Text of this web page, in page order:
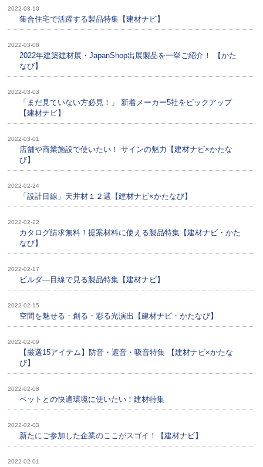
2022-03-10
集合住宅で活躍する製品特集【建材ナビ】
2022-03-08
2022年建築建材展・JapanShop出展製品を一挙ご紹介！ 【かた
なび】
2022-03-03
「まだ見ていない方必見！」 新着メーカー5社をピックアップ
【建材ナビ】
2022-03-01
店舗や商業施設で使いたい！ サインの魅力【建材ナビ×かたな
び】
2022-02-24
「設計目線」天井材１２選【建材ナビ×かたなび】
2022-02-22
カタログ請求無料！提案材料に使える製品特集【建材ナビ・かた
なび】
2022-02-17
ビルダ―目線で見る製品特集【建材ナビ】
2022-02-15
空間を魅せる・創る・彩る光演出【建材ナビ・かたなび】
2022-02-09
【厳選15アイテム】防音・遮音・吸音特集 【建材ナビ×かたな
び】
2022-02-08
ペットとの快適環境に使いたい！建材特集
2022-02-03
新たにご参加した企業のここがスゴイ！【建材ナビ】
2022-02-01